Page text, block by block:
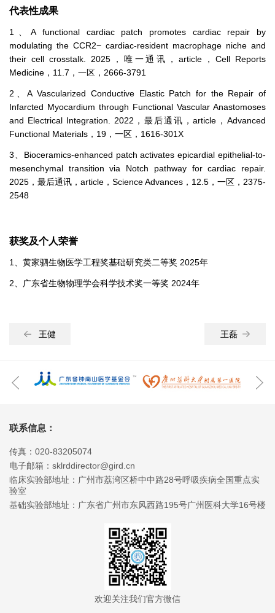
代表性成果
1、A functional cardiac patch promotes cardiac repair by
modulating the CCR2− cardiac-resident macrophage niche and
their cell crosstalk. 2025，唯一通讯，article，Cell Reports
Medicine，11.7，一区，2666-3791
2、A Vascularized Conductive Elastic Patch for the Repair of
Infarcted Myocardium through Functional Vascular Anastomoses
and Electrical Integration. 2022，最后通讯，article，Advanced
Functional Materials，19，一区，1616-301X
3、Bioceramics-enhanced patch activates epicardial epithelial-to-
mesenchymal transition via Notch pathway for cardiac repair.
2025，最后通讯，article，Science Advances，12.5，一区，2375-
2548
获奖及个人荣誉
1、黄家驷生物医学工程奖基础研究类二等奖 2025年
2、广东省生物物理学会科学技术奖一等奖 2024年
王健 王磊
联系信息：
传真：020-83205074
电子邮箱：sklrddirector@gird.cn
临床实验部地址：广州市荔湾区桥中中路28号呼吸疾病全国重点实
验室
基础实验部地址：广东省广州市东风西路195号广州医科大学16号楼
欢迎关注我们官方微信